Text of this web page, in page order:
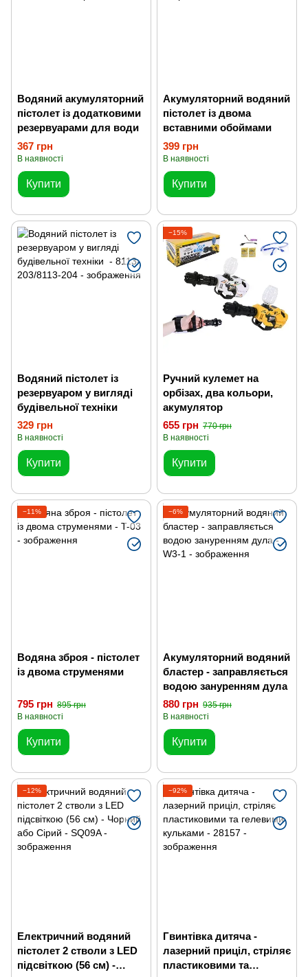
Водяний акумуляторний
пістолет із додатковими
резервуарами для води
367 грн
В наявності
Купити
Акумуляторний водяний
пістолет із двома
вставними обоймами
399 грн
В наявності
Купити
Водяний пістолет із
резервуаром у вигляді
будівельної техніки
329 грн
В наявності
Купити
−15%
Ручний кулемет на
орбізах, два кольори,
акумулятор
655 грн 770 грн
В наявності
Купити
−11%
Водяна зброя - пістолет
із двома струменями
795 грн 895 грн
В наявності
Купити
−6%
Акумуляторний водяний
бластер - заправляється
водою зануренням дула
880 грн 935 грн
В наявності
Купити
−12%
Електричний водяний
пістолет 2 стволи з LED
підсвіткою (56 см) -
−92%
Гвинтівка дитяча -
лазерний приціл, стріляє
пластиковими та